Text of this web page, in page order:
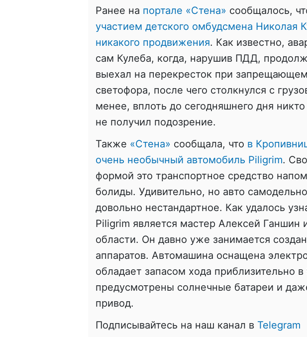
Ранее на портале «Стена» сообщалось,
участием детского омбудсмена Николая
никакого продвижения. Как известно,
сам Кулеба, когда, нарушив ПДД,
выехал на перекресток при
светофора, после чего столкнулся с
менее, вплоть до сегодняшнего дня
не получил подозрение.
Также «Стена» сообщала, что в
очень необычный автомобиль Piligrim.
формой это транспортное средство
болиды. Удивительно, но авто
довольно нестандартное. Как удалось
Piligrim является мастер Алексей Ганшин
области. Он давно уже занимается
аппаратов. Автомашина оснащена
обладает запасом хода приблизительно
предусмотрены солнечные батареи и
привод.
Подписывайтесь на наш канал в Telegram